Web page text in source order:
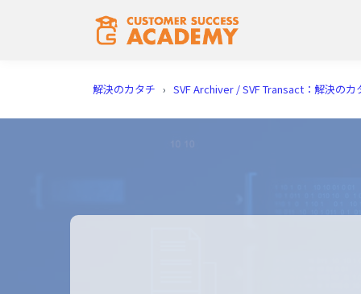
解決のカタチ › SVF Archiver / SVF Transact：解決のカ